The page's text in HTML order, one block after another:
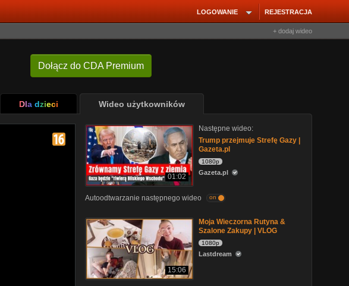
REJESTRACJA
LOGOWANIE
+ dodaj wideo
Dołącz do CDA Premium
Dla dzieci Wideo użytkowników
01:02
Następne wideo:
Trump przejmuje Strefę Gazy |
Gazeta.pl
1080p
Gazeta.pl
Autoodtwarzanie następnego wideo on
15:06
Moja Wieczorna Rutyna &
Szalone Zakupy | VLOG
1080p
Lastdream